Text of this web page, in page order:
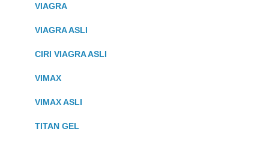
VIAGRA
VIAGRA ASLI
CIRI VIAGRA ASLI
VIMAX
VIMAX ASLI
TITAN GEL